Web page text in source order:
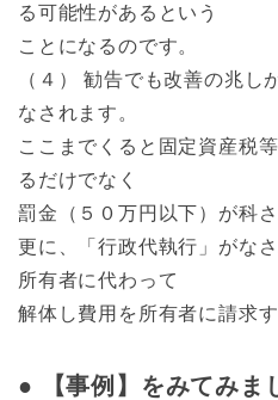
る可能性があるという
ことになるのです。
（４） 勧告でも改善の兆し
なされます。
ここまでくると固定資産税
るだけでなく
罰金（５０万円以下）が科
更に、「行政代執行」がな
所有者に代わって
解体し費用を所有者に請求
● 【事例】をみてみま